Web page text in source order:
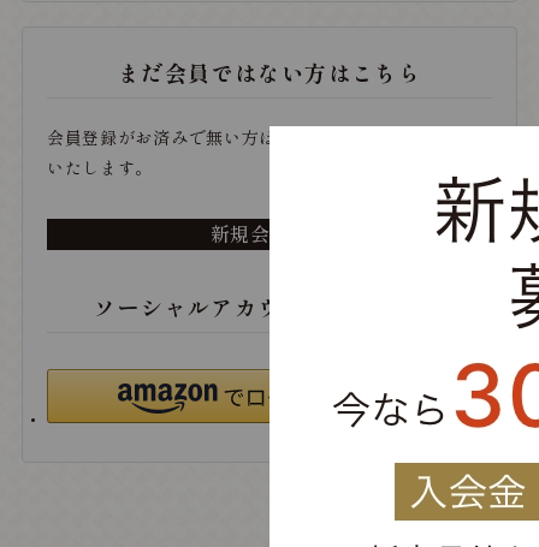
まだ会員ではない方はこちら
会員登録がお済みで無い方は、こちらから登録をお願い
いたします。
新規会員登録
ソーシャルアカウントでログイン